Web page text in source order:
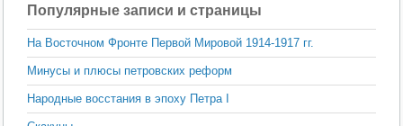
Популярные записи и страницы
На Восточном Фронте Первой Мировой 1914-1917 гг.
Минусы и плюсы петровских реформ
Народные восстания в эпоху Петра I